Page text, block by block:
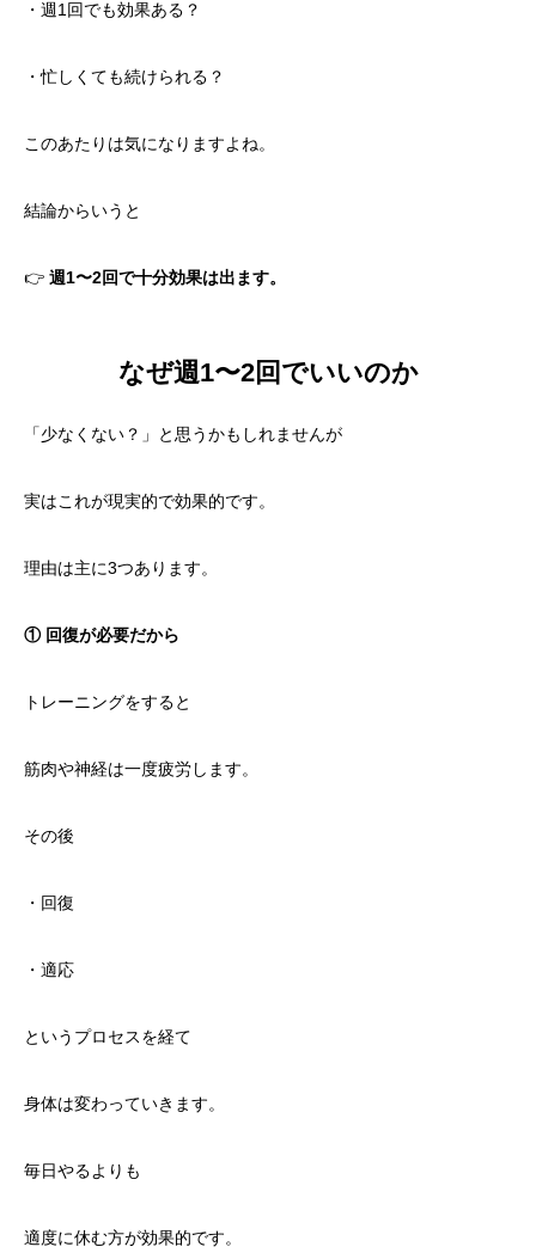
・週1回でも効果ある？
・忙しくても続けられる？
このあたりは気になりますよね。
結論からいうと
👉 週1〜2回で十分効果は出ます。
なぜ週1〜2回でいいのか
「少なくない？」と思うかもしれませんが
実はこれが現実的で効果的です。
理由は主に3つあります。
① 回復が必要だから
トレーニングをすると
筋肉や神経は一度疲労します。
その後
・回復
・適応
というプロセスを経て
身体は変わっていきます。
毎日やるよりも
適度に休む方が効果的です。